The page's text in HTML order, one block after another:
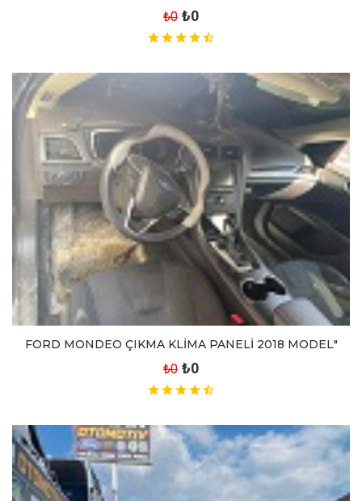
₺0 ₺0
FORD MONDEO ÇIKMA KLİMA PANELİ 2018 MODEL"
₺0 ₺0